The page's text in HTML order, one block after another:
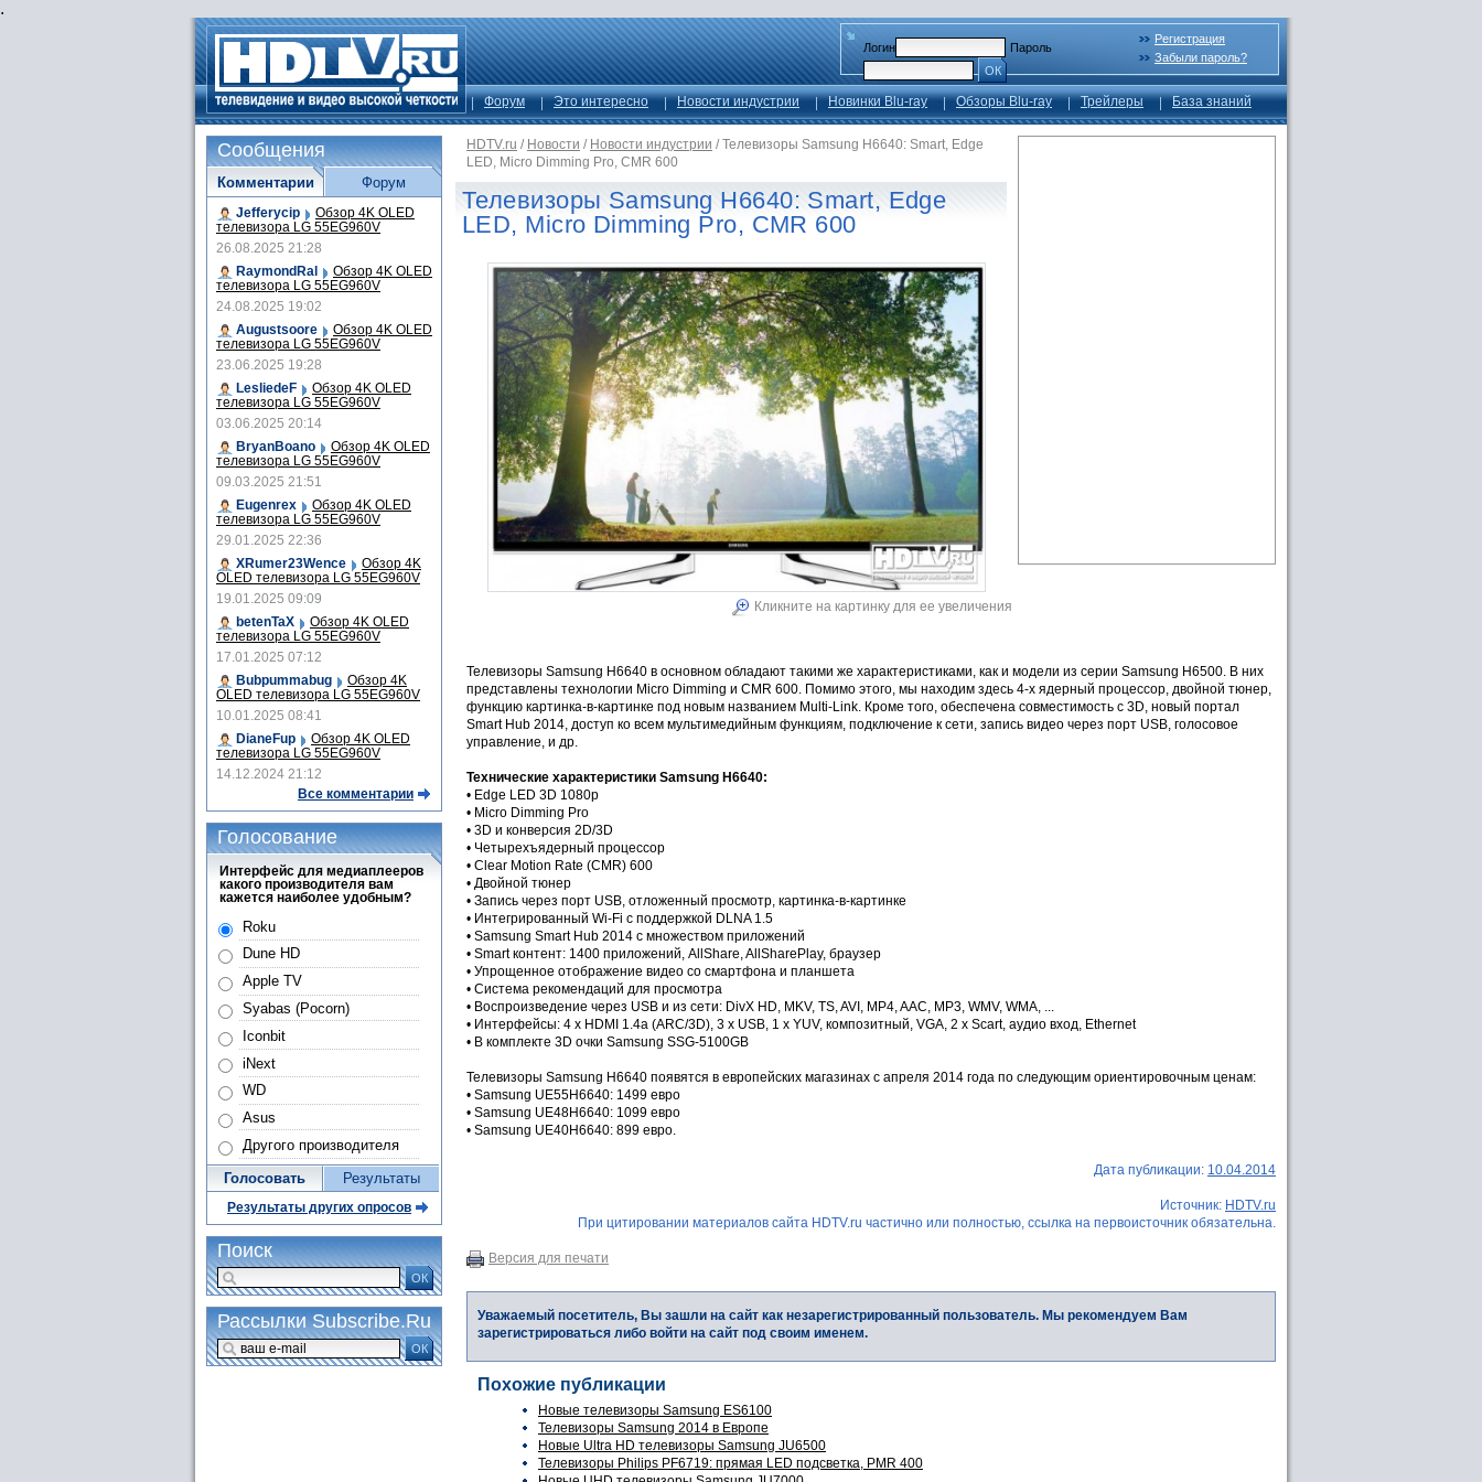
.
Логин
Пароль
ОК
Регистрация
Забыли пароль?
Форум Это интересно Новости индустрии Новинки Blu-ray Обзоры Blu-ray Трейлеры База знаний
HDTV.ru / Новости / Новости индустрии / Телевизоры Samsung H6640: Smart, Edge
LED, Micro Dimming Pro, CMR 600
Телевизоры Samsung H6640: Smart, Edge
LED, Micro Dimming Pro, CMR 600
Кликните на картинку для ее увеличения
Телевизоры Samsung H6640 в основном обладают такими же характеристиками, как и модели из серии Samsung H6500. В них
представлены технологии Micro Dimming и CMR 600. Помимо этого, мы находим здесь 4-х ядерный процессор, двойной тюнер,
функцию картинка-в-картинке под новым названием Multi-Link. Кроме того, обеспечена совместимость с 3D, новый портал
Smart Hub 2014, доступ ко всем мультимедийным функциям, подключение к сети, запись видео через порт USB, голосовое
управление, и др.
Технические характеристики Samsung H6640:
• Edge LED 3D 1080p
• Micro Dimming Pro
• 3D и конверсия 2D/3D
• Четырехъядерный процессор
• Clear Motion Rate (CMR) 600
• Двойной тюнер
• Запись через порт USB, отложенный просмотр, картинка-в-картинке
• Интегрированный Wi-Fi с поддержкой DLNA 1.5
• Samsung Smart Hub 2014 с множеством приложений
• Smart контент: 1400 приложений, AllShare, AllSharePlay, браузер
• Упрощенное отображение видео со смартфона и планшета
• Система рекомендаций для просмотра
• Воспроизведение через USB и из сети: DivX HD, MKV, TS, AVI, MP4, AAC, MP3, WMV, WMA, ...
• Интерфейсы: 4 x HDMI 1.4a (ARC/3D), 3 x USB, 1 x YUV, композитный, VGA, 2 x Scart, аудио вход, Ethernet
• В комплекте 3D очки Samsung SSG-5100GB
Телевизоры Samsung H6640 появятся в европейских магазинах с апреля 2014 года по следующим ориентировочным ценам:
• Samsung UE55H6640: 1499 евро
• Samsung UE48H6640: 1099 евро
• Samsung UE40H6640: 899 евро.
Дата публикации: 10.04.2014
Источник: HDTV.ru
При цитировании материалов сайта HDTV.ru частично или полностью, ссылка на первоисточник обязательна.
Версия для печати
Уважаемый посетитель, Вы зашли на сайт как незарегистрированный пользователь. Мы рекомендуем Вам
зарегистрироваться либо войти на сайт под своим именем.
Похожие публикации
Новые телевизоры Samsung ES6100
Телевизоры Samsung 2014 в Европе
Новые Ultra HD телевизоры Samsung JU6500
Телевизоры Philips PF6719: прямая LED подсветка, PMR 400
Сообщения
Комментарии
Jefferycip Обзор 4K OLED
телевизора LG 55EG960V
26.08.2025 21:28
RaymondRal
Обзор 4K OLED
телевизора LG 55EG960V
24.08.2025 19:02
Augustsoore
Обзор 4K OLED
телевизора LG 55EG960V
23.06.2025 19:28
LesliedeF
Обзор 4K OLED
телевизора LG 55EG960V
03.06.2025 20:14
BryanBoano
Обзор 4K OLED
телевизора LG 55EG960V
09.03.2025 21:51
Eugenrex
Обзор 4K OLED
телевизора LG 55EG960V
29.01.2025 22:36
XRumer23Wence
Обзор 4K
OLED телевизора LG 55EG960V
19.01.2025 09:09
betenTaX
Обзор 4K OLED
телевизора LG 55EG960V
17.01.2025 07:12
Bubpummabug
Обзор 4K
OLED телевизора LG 55EG960V
10.01.2025 08:41
DianeFup
Обзор 4K OLED
телевизора LG 55EG960V
14.12.2024 21:12
Все комментарии
Форум
Голосование
Интерфейс для медиаплееров
какого производителя вам
кажется наиболее удобным?
Roku
Dune HD
Apple TV
Syabas (Pocorn)
Iconbit
iNext
WD
Asus
Другого производителя
Голосовать Результаты
Результаты других опросов
Поиск
ОК
Рассылки Subscribe.Ru
ОК